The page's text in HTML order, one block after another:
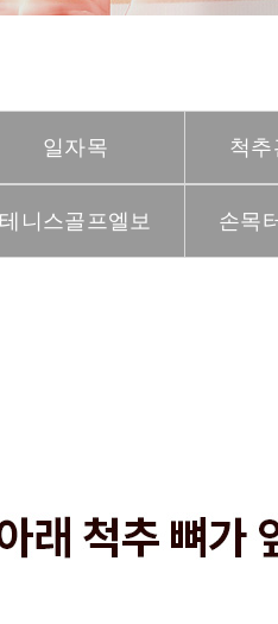
일자목 척
테니스골프엘보 손목